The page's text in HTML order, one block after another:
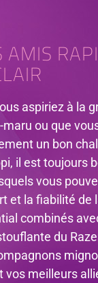
AMIS
aspiriez à la
maru ou que
un bon
il est toujours
vous
et la fiabilité de
combinés
du
vos meilleurs